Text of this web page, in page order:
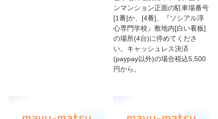
ンマンション正面の駐車場番号
[1番]か、[4番]、『ソシアル淳
心専門学校』敷地内[白い看板]
の場所(4台)に停めてくださ
い。キャッシュレス決済
(paypay以外)の場合税込5,500
円から。